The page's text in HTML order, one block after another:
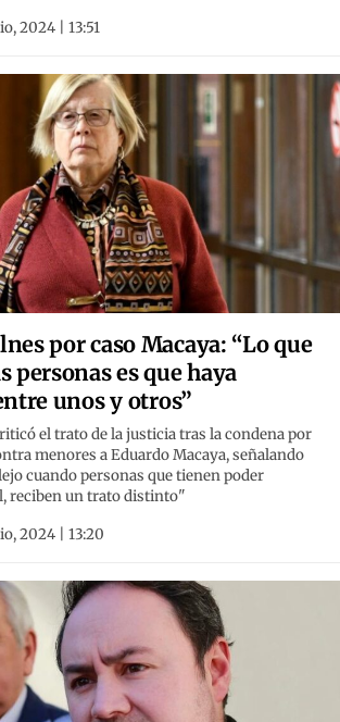
2024 | 13:51
por caso Macaya: “Lo que
personas es que haya
unos y otros”
el trato de la justicia tras la condena por
menores a Eduardo Macaya, señalando
cuando personas que tienen poder
reciben un trato distinto"
2024 | 13:20